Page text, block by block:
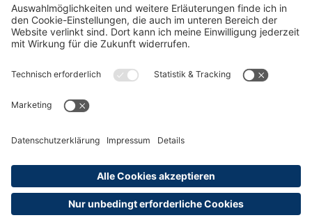
Datenschutzerklärung
Widerrufsrecht
Versandinformationen
Erklärung zur Barrierefreiheit
Abonnements hier kündigen
Cookie-Einstellungen